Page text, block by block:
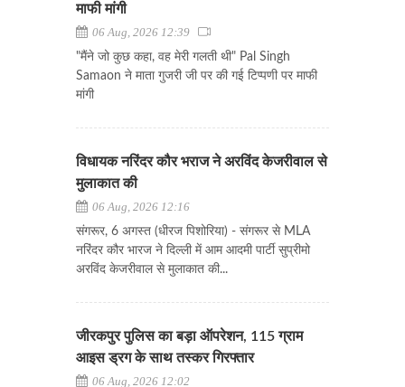
माफी मांगी
06 Aug, 2026 12:39
"मैंने जो कुछ कहा, वह मेरी गलती थी" Pal Singh
Samaon ने माता गुजरी जी पर की गई टिप्पणी पर माफी
मांगी
विधायक नरिंदर कौर भराज ने अरविंद केजरीवाल से
मुलाकात की
06 Aug, 2026 12:16
संगरूर, 6 अगस्त (धीरज पिशोरिया) - संगरूर से MLA
नरिंदर कौर भारज ने दिल्ली में आम आदमी पार्टी सुप्रीमो
अरविंद केजरीवाल से मुलाकात की...
जीरकपुर पुलिस का बड़ा ऑपरेशन, 115 ग्राम
आइस ड्रग के साथ तस्कर गिरफ्तार
06 Aug, 2026 12:02